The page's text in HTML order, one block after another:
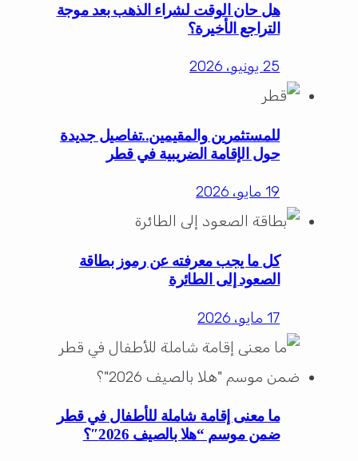
هل حان الوقت لشراء الذهب بعد موجة
التراجع الأخيرة؟
25 يونيو، 2026
للمستثمرين والمقيمين..تفاصيل جديدة
حول الإقامة الضريبية في قطر
19 مايو، 2026
كل ما يجب معرفته عن رموز بطاقة
الصعود إلى الطائرة
17 مايو، 2026
ما معنى إقامة شاملة للأطفال في قطر
ضمن موسم “هلا بالصيف 2026″؟